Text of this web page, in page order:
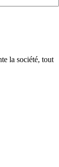
la société, tout